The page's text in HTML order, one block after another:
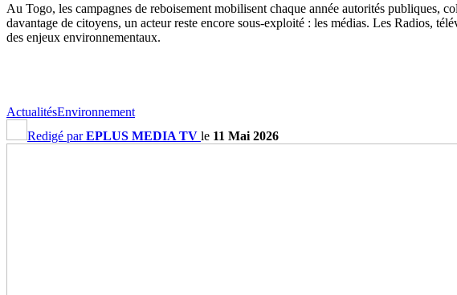
Au Togo, les campagnes de reboisement mobilisent chaque année autorités publiques,
davantage de citoyens, un acteur reste encore sous-exploité : les médias. Les Radios,
des enjeux environnementaux.
ActualitésEnvironnement
Redigé parEPLUS MEDIA TV le 11 Mai 2026